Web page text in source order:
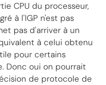
CPU du processeur,
à l'IGP n'est pas
pas d'arriver à un
à celui obtenu
pour certains
Donc oui on pourrait
de protocole de